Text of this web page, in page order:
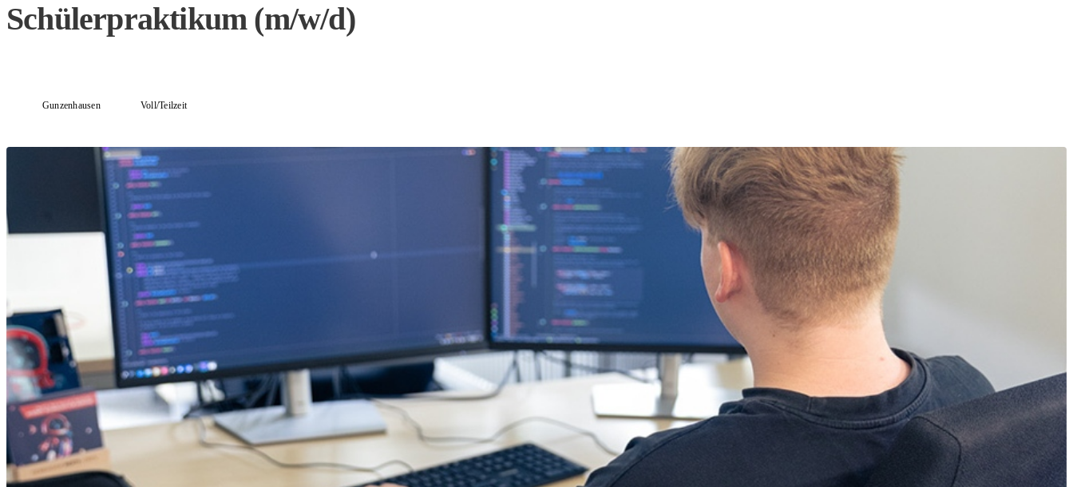
Schülerpraktikum (m/w/d)
Gunzenhausen Voll/Teilzeit